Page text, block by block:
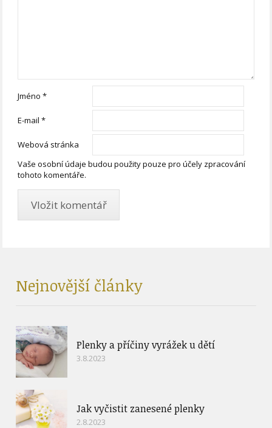
Jméno*
E-mail*
Webová stránka
Vaše osobní údaje budou použity pouze pro účely zpracování
tohoto komentáře.
Nejnovější články
Plenky a příčiny vyrážek u dětí
3.8.2023
Jak vyčistit zanesené plenky
2.8.2023